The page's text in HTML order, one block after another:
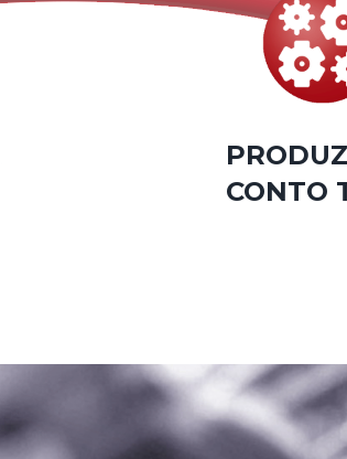
CONTO